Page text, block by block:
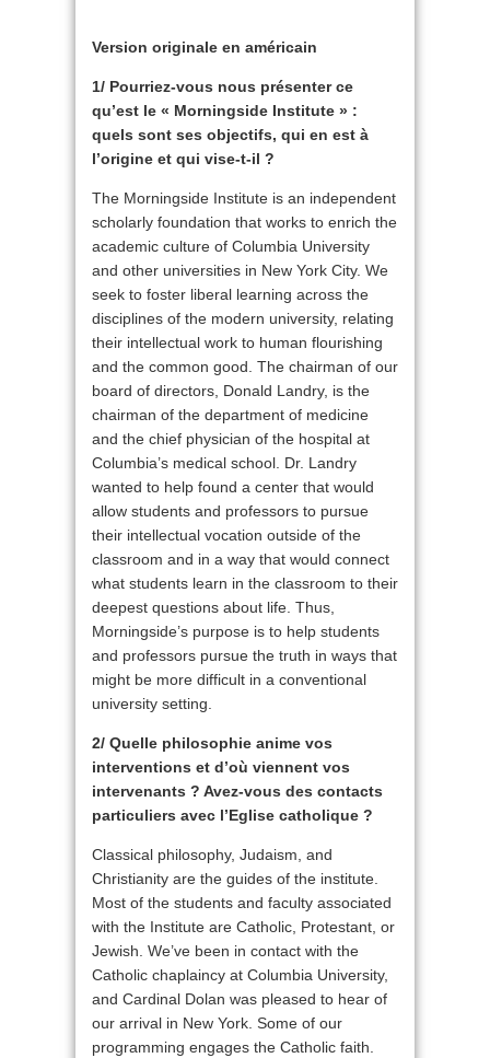
Version originale en américain
1/ Pourriez-vous nous présenter ce
qu’est le « Morningside Institute » :
quels sont ses objectifs, qui en est à
l’origine et qui vise-t-il ?
The Morningside Institute is an independent
scholarly foundation that works to enrich the
academic culture of Columbia University
and other universities in New York City. We
seek to foster liberal learning across the
disciplines of the modern university, relating
their intellectual work to human flourishing
and the common good. The chairman of our
board of directors, Donald Landry, is the
chairman of the department of medicine
and the chief physician of the hospital at
Columbia’s medical school. Dr. Landry
wanted to help found a center that would
allow students and professors to pursue
their intellectual vocation outside of the
classroom and in a way that would connect
what students learn in the classroom to their
deepest questions about life. Thus,
Morningside’s purpose is to help students
and professors pursue the truth in ways that
might be more difficult in a conventional
university setting.
2/ Quelle philosophie anime vos
interventions et d’où viennent vos
intervenants ? Avez-vous des contacts
particuliers avec l’Eglise catholique ?
Classical philosophy, Judaism, and
Christianity are the guides of the institute.
Most of the students and faculty associated
with the Institute are Catholic, Protestant, or
Jewish. We’ve been in contact with the
Catholic chaplaincy at Columbia University,
and Cardinal Dolan was pleased to hear of
our arrival in New York. Some of our
programming engages the Catholic faith.